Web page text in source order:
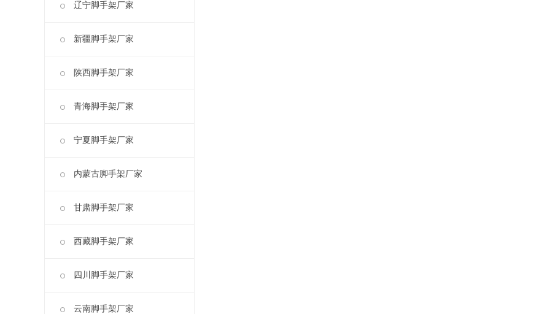
辽宁脚手架厂家
新疆脚手架厂家
陕西脚手架厂家
青海脚手架厂家
宁夏脚手架厂家
内蒙古脚手架厂家
甘肃脚手架厂家
西藏脚手架厂家
四川脚手架厂家
云南脚手架厂家